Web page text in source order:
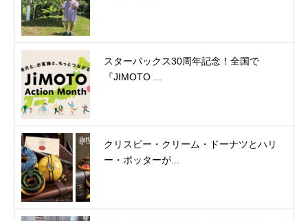
スターバックス30周年記念！全国で
『JIMOTO ...
クリスピー・クリーム・ドーナツとハリ
ー・ポッターが...